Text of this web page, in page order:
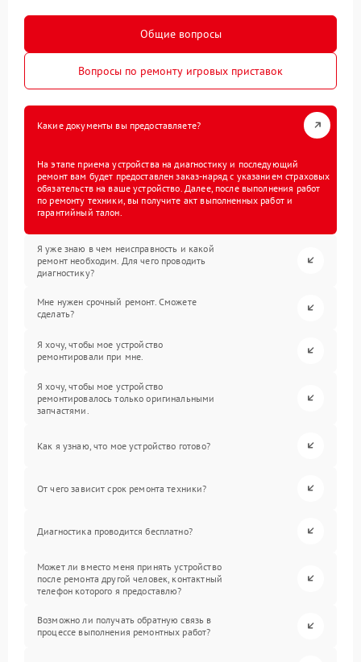
Общие вопросы
Вопросы по ремонту игровых приставок
Какие документы вы предоставляете?
На этапе приема устройства на диагностику и последующий
ремонт вам будет предоставлен заказ-наряд с указанием страховых
обязательств на ваше устройство. Далее, после выполнения работ
по ремонту техники, вы получите акт выполненных работ и
гарантийный талон.
Я уже знаю в чем неисправность и какой
ремонт необходим. Для чего проводить
диагностику?
Мне нужен срочный ремонт. Сможете
сделать?
Я хочу, чтобы мое устройство
ремонтировали при мне.
Я хочу, чтобы мое устройство
ремонтировалось только оригинальными
запчастями.
Как я узнаю, что мое устройство готово?
От чего зависит срок ремонта техники?
Диагностика проводится бесплатно?
Может ли вместо меня принять устройство
после ремонта другой человек, контактный
телефон которого я предоставлю?
Возможно ли получать обратную связь в
процессе выполнения ремонтных работ?